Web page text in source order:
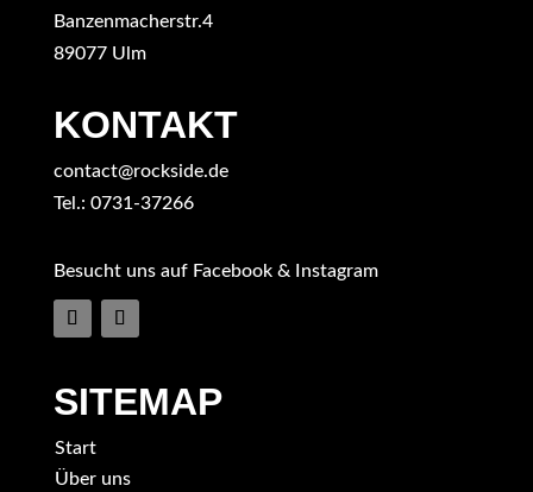
Banzenmacherstr.4
89077 Ulm
KONTAKT
contact@rockside.de
Tel.: 0731-37266
Besucht uns auf Facebook & Instagram
SITEMAP
Start
Über uns